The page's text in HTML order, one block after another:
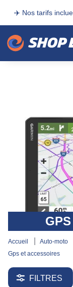
✈️ Nos tarifs
accueil auto-moto
gps et accessoires
FILTRES